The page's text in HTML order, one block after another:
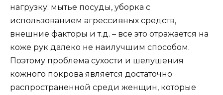
нагрузку: мытье посуды, уборка с
использованием агрессивных средств,
внешние факторы и т.д. – все это отражается на
коже рук далеко не наилучшим способом.
Поэтому проблема сухости и шелушения
кожного покрова является достаточно
распространенной среди женщин, которые